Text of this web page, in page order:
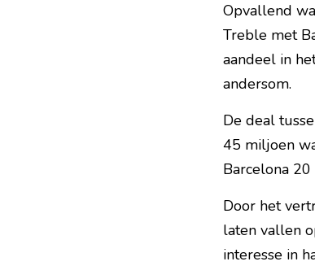
Opvallend
Treble met
aandeel in
andersom.
De deal
45 miljoen
Barcelona
Door het
laten vallen
interesse in